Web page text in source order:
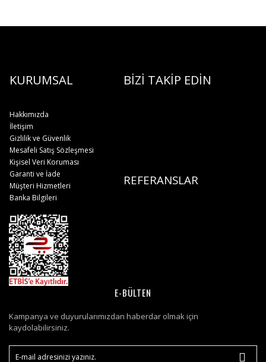
KURUMSAL BİZİ TAKİP EDİN
Hakkımızda
İletişim
Gizlilik ve Güvenlik
Mesafeli Satış Sözleşmesi
Kişisel Veri Koruması
REFERANSLAR
Garanti ve İade
Müşteri Hizmetleri
Banka Bilgileri
E-BÜLTEN
Kampanya ve duyurularımızdan haberdar olmak için
kaydolabilirsiniz.